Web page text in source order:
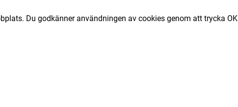
Du godkänner användningen av cookies genom att trycka OK